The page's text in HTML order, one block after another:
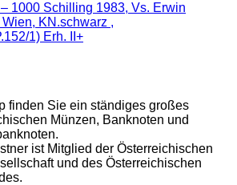
1000 Schilling 1983, Vs. Erwin
KN.schwarz ,
1) Erh. II+
finden Sie ein ständiges großes
Münzen, Banknoten und
ist Mitglied der Österreichischen
und des Österreichischen